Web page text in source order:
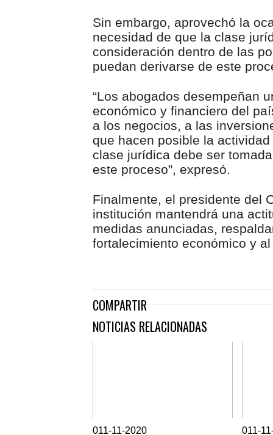
Sin embargo, aprovechó la
necesidad de que la clase
consideración dentro de las
puedan derivarse de este
“Los abogados desempeñan
económico y financiero del
a los negocios, a las
que hacen posible la
clase jurídica debe ser
este proceso”, expresó.
Finalmente, el presidente del
institución mantendrá una
medidas anunciadas,
fortalecimiento económico y
COMPARTIR
NOTICIAS RELACIONADAS
011-11-2020 011-